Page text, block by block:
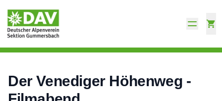
Der Venediger Höhenweg -